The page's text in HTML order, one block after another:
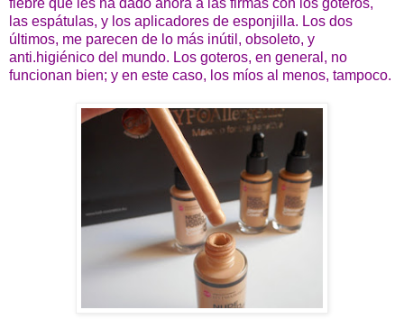
las espátulas, y los aplicadores de esponjilla. Los dos
últimos, me parecen de lo más inútil, obsoleto, y
anti.higiénico del mundo. Los goteros, en general, no
funcionan bien; y en este caso, los míos al menos, tampoco.